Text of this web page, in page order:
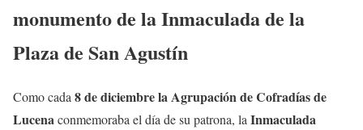
monumento de la Inmaculada de la
Plaza de San Agustín
Como cada 8 de diciembre la Agrupación de Cofradías de
Lucenaconmemoraba el día de su patrona, la Inmaculada